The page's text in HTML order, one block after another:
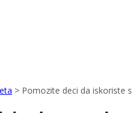
> Pomozite deci da iskoriste